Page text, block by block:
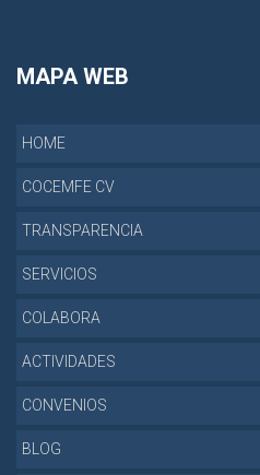
MAPA WEB
HOME
COCEMFE CV
TRANSPARENCIA
SERVICIOS
COLABORA
ACTIVIDADES
CONVENIOS
BLOG